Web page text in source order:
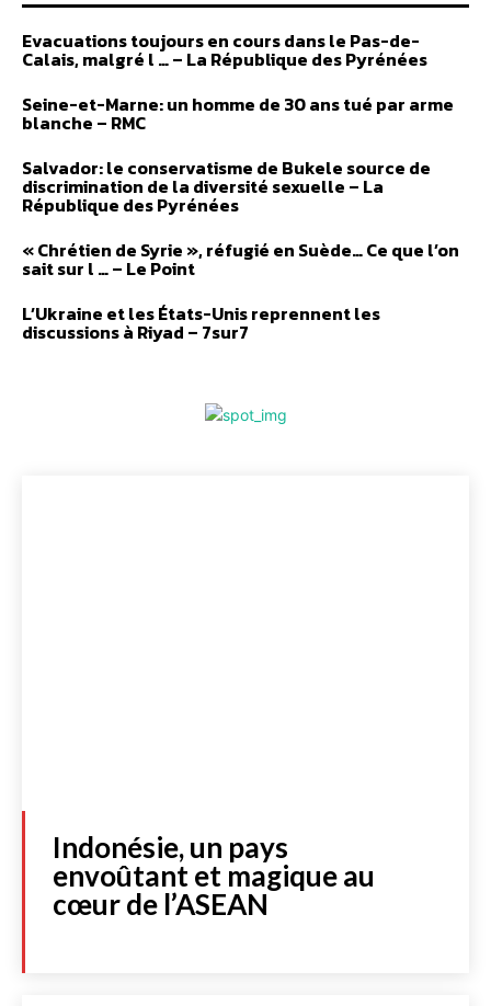
DOSSIERS SPÉCIAUX
FRANCE
INTERNATIONAL
Evacuations toujours en cours dans le Pas-de-
Calais, malgré l … – La République des Pyrénées
Seine-et-Marne: un homme de 30 ans tué par arme
blanche – RMC
Salvador: le conservatisme de Bukele source de
discrimination de la diversité sexuelle – La
République des Pyrénées
« Chrétien de Syrie », réfugié en Suède… Ce que l’on
sait sur l … – Le Point
L’Ukraine et les États-Unis reprennent les
discussions à Riyad – 7sur7
Indonésie, un pays
envoûtant et magique au
cœur de l’ASEAN